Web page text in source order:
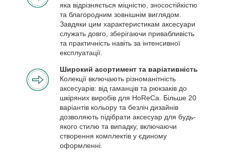
яка відрізняється міцністю, зносостійкістю
та благородним зовнішнім виглядом.
Завдяки цим характеристикам аксесуари
служать довго, зберігаючи привабливість
та практичність навіть за інтенсивної
експлуатації.
Широкий асортимент та варіативність
Колекції включають різноманітність
аксесуарів: від гаманців та рюкзаків до
шкіряних виробів для HoReCa. Більше 20
варіантів кольору та безліч дизайнів
дозволяють підібрати аксесуар для будь-
якого стилю та випадку, включаючи
створення комплектів у єдиному
оформленні.